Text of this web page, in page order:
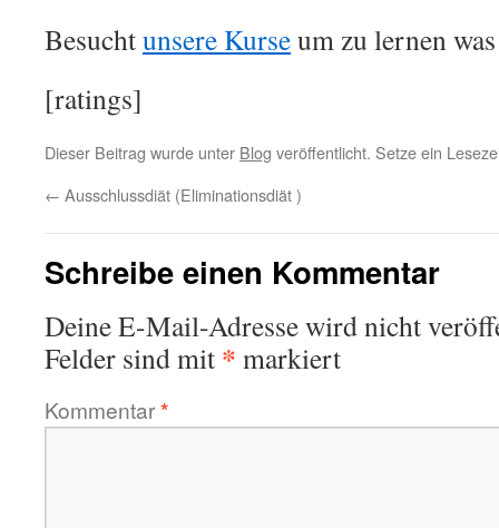
Besuchtunsere Kurseum zu lernen
[ratings]
Dieser Beitrag wurde unter Blog veröffentlicht. Setze ein
← Ausschlussdiät (Eliminationsdiät )
Schreibe einen Kommentar
Deine E-Mail-Adresse wird nicht
Felder sind mit * markiert
Kommentar*